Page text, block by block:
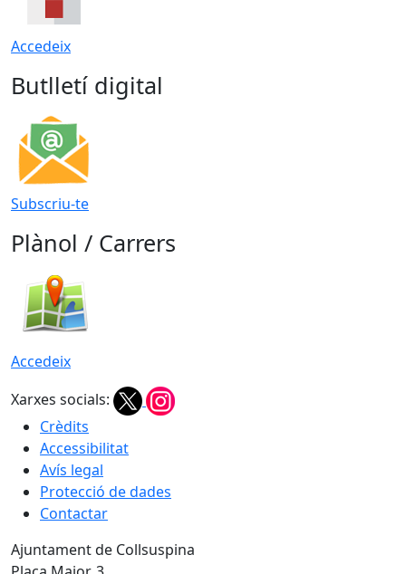
Accedeix
Butlletí digital
Subscriu-te
Plànol / Carrers
Accedeix
Xarxes socials:
Crèdits
Accessibilitat
Avís legal
Protecció de dades
Contactar
Ajuntament de Collsuspina